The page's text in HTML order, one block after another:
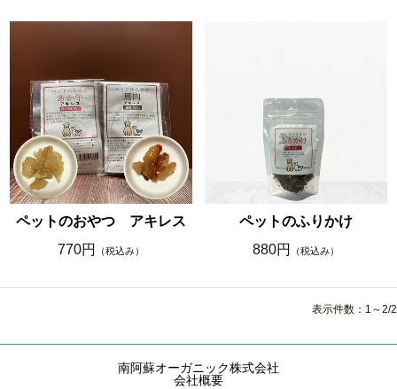
ペットのおやつ アキレス
770円
（税込み）
ペットのふりかけ
880円
（税込み）
表示件数：1～2/2
南阿蘇オーガニック株式会社
会社概要